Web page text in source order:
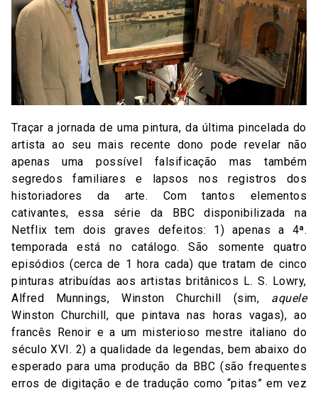
Traçar a jornada de uma pintura, da última pincelada do
artista ao seu mais recente dono pode revelar não
apenas uma possível falsificação mas também
segredos familiares e lapsos nos registros dos
historiadores da arte. Com tantos elementos
cativantes, essa série da BBC disponibilizada na
Netflix tem dois graves defeitos: 1) apenas a 4ª.
temporada está no catálogo. São somente quatro
episódios (cerca de 1 hora cada) que tratam de cinco
pinturas atribuídas aos artistas britânicos L. S. Lowry,
Alfred Munnings, Winston Churchill (sim, aquele
Winston Churchill, que pintava nas horas vagas), ao
francês Renoir e a um misterioso mestre italiano do
século XVI. 2) a qualidade da legendas, bem abaixo do
esperado para uma produção da BBC (são frequentes
erros de digitação e de tradução como “pitas” em vez